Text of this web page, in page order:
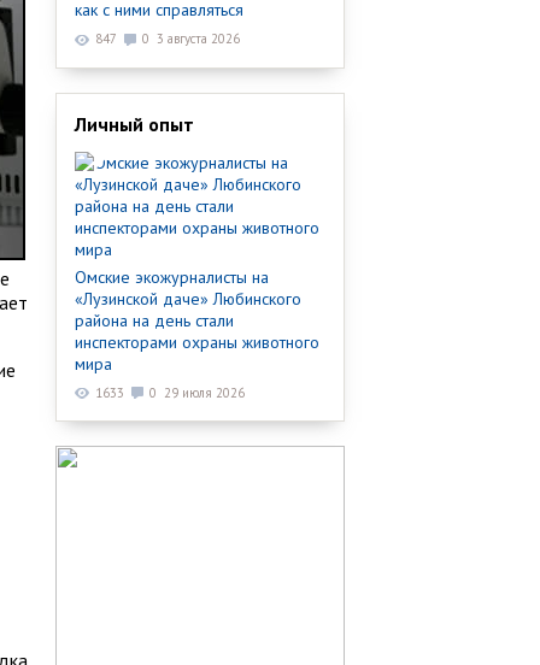
как с ними справляться
847 0 3 августа 2026
Личный опыт
Омские экожурналисты на
«Лузинской даче» Любинского
района на день стали
инспекторами охраны животного
мира
1633 0 29 июля 2026